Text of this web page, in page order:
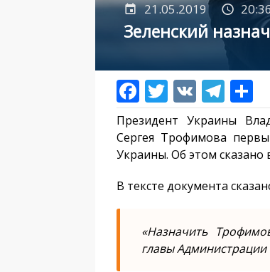
21.05.2019 20:36
Зеленский
Президент Украины
Сергея Трофимова
Украины. Об этом сказано
В тексте документа
«Назначить
главы